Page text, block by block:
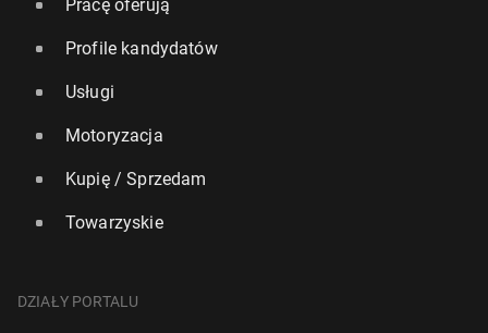
Pracę oferują
Profile kandydatów
Usługi
Motoryzacja
Kupię / Sprzedam
Towarzyskie
DZIAŁY PORTALU